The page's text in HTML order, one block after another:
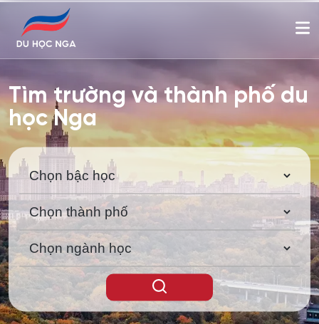
Tìm trường và thành phố du
học Nga